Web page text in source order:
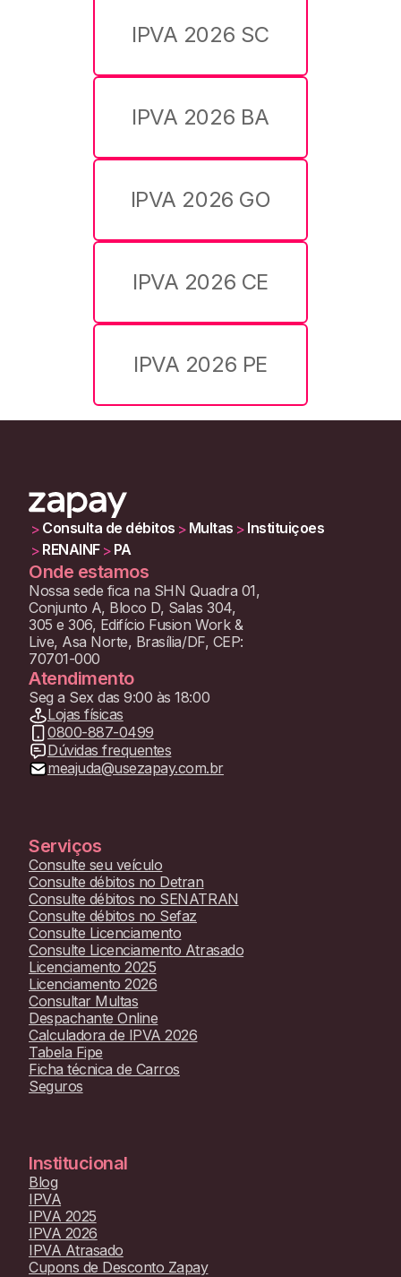
IPVA 2026 SC
IPVA 2026 BA
IPVA 2026 GO
IPVA 2026 CE
IPVA 2026 PE
> Consulta de débitos > Multas > Instituiçoes
> RENAINF > PA
Onde estamos
Nossa sede fica na SHN Quadra 01,
Conjunto A, Bloco D, Salas 304,
305 e 306, Edifício Fusion Work &
Live, Asa Norte, Brasília/DF, CEP:
70701-000
Atendimento
Seg a Sex das 9:00 às 18:00
Lojas físicas
0800-887-0499
Dúvidas frequentes
meajuda@usezapay.com.br
Serviços
Consulte seu veículo
Consulte débitos no Detran
Consulte débitos no SENATRAN
Consulte débitos no Sefaz
Consulte Licenciamento
Consulte Licenciamento Atrasado
Licenciamento 2025
Licenciamento 2026
Consultar Multas
Despachante Online
Calculadora de IPVA 2026
Tabela Fipe
Ficha técnica de Carros
Seguros
Institucional
Blog
IPVA
IPVA 2025
IPVA 2026
IPVA Atrasado
Cupons de Desconto Zapay